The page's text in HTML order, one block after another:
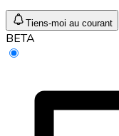
Tiens-moi au courant
BETA